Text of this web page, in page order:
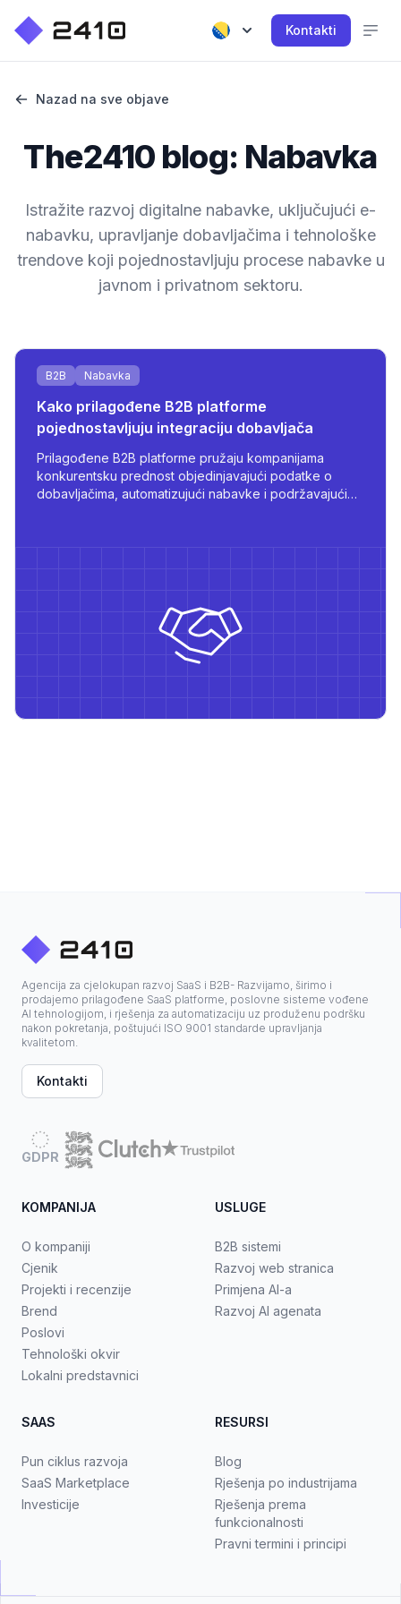
Kontakti
Nazad na sve objave
The2410 blog: Nabavka
Istražite razvoj digitalne nabavke, uključujući e-
nabavku, upravljanje dobavljačima i tehnološke
trendove koji pojednostavljuju procese nabavke u
javnom i privatnom sektoru.
B2B Nabavka
Kako prilagođene B2B platforme
pojednostavljuju integraciju dobavljača
Prilagođene B2B platforme pružaju kompanijama
konkurentsku prednost objedinjavajući podatke o
dobavljačima, automatizujući nabavke i podržavajući
Agencija za cjelokupan razvoj SaaS i B2B- Razvijamo, širimo i
prodajemo prilagođene SaaS platforme, poslovne sisteme vođene
AI tehnologijom, i rješenja za automatizaciju uz produženu podršku
nakon pokretanja, poštujući ISO 9001 standarde upravljanja
kvalitetom.
Kontakti
GDPR
KOMPANIJA
O kompaniji
Cjenik
Projekti i recenzije
Brend
Poslovi
Tehnološki okvir
Lokalni predstavnici
USLUGE
B2B sistemi
Razvoj web stranica
Primjena AI-a
Razvoj AI agenata
SAAS
Pun ciklus razvoja
SaaS Marketplace
Investicije
RESURSI
Blog
Rješenja po industrijama
Rješenja prema
funkcionalnosti
Pravni termini i principi